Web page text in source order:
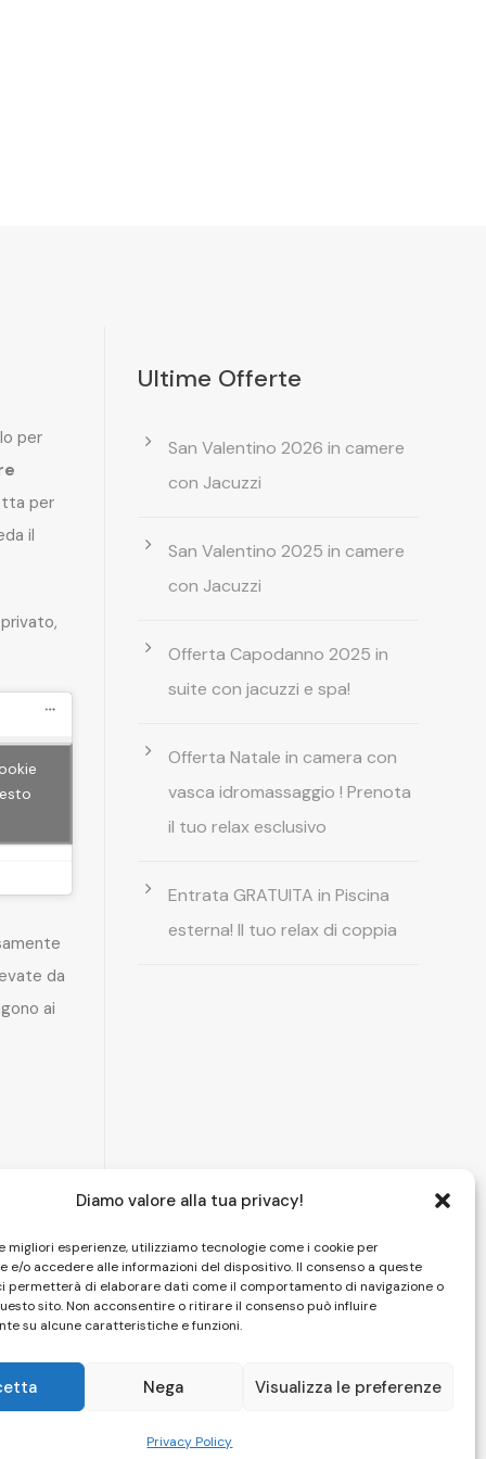
Diamo valore alla tua privacy!
migliori esperienze, utilizziamo tecnologie come i cookie per
e/o accedere alle informazioni del dispositivo. Il consenso a queste
permetterà di elaborare dati come il comportamento di navigazione o
sito. Non acconsentire o ritirare il consenso può influire
su alcune caratteristiche e funzioni.
Nega Visualizza le preferenze
Privacy Policy
per
per
il
da
ai
Ultime Offerte
San Valentino 2026 in camere
con Jacuzzi
San Valentino 2025 in camere
con Jacuzzi
Offerta Capodanno 2025 in
suite con jacuzzi e spa!
Offerta Natale in camera con
vasca idromassaggio ! Prenota
il tuo relax esclusivo
Entrata GRATUITA in Piscina
esterna! Il tuo relax di coppia